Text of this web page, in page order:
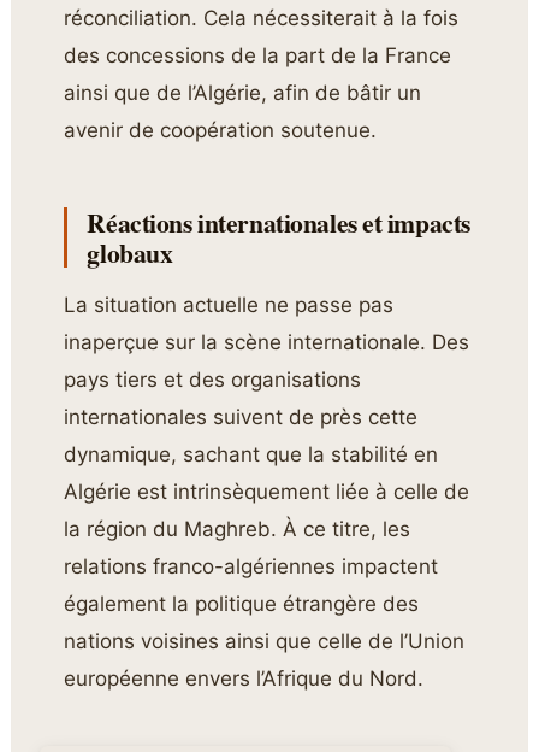
réconciliation. Cela nécessiterait à la fois
des concessions de la part de la France
ainsi que de l’Algérie, afin de bâtir un
avenir de coopération soutenue.
Réactions internationales et impacts
globaux
La situation actuelle ne passe pas
inaperçue sur la scène internationale. Des
pays tiers et des organisations
internationales suivent de près cette
dynamique, sachant que la stabilité en
Algérie est intrinsèquement liée à celle de
la région du Maghreb. À ce titre, les
relations franco-algériennes impactent
également la politique étrangère des
nations voisines ainsi que celle de l’Union
européenne envers l’Afrique du Nord.